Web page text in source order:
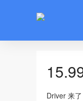
Driver 来了